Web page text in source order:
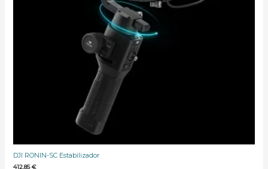
DJI RONIN-SC Estabilizador
412,85€